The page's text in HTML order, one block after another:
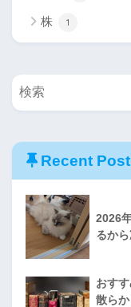
株 1
Recent
2026
るか
おす
散ら